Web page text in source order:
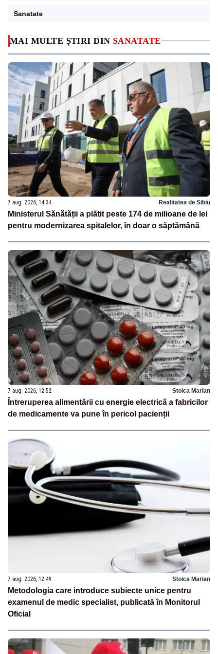
MAI MULTE ȘTIRI DIN SANATATE
7 aug. 2026, 14:34 Realitatea de Sibiu
Ministerul Sănătății a plătit peste 174 de milioane de lei
pentru modernizarea spitalelor, în doar o săptămână
7 aug. 2026, 12:52 Stoica Marian
Întreruperea alimentării cu energie electrică a fabricilor
de medicamente va pune în pericol pacienții
7 aug. 2026, 12:49 Stoica Marian
Metodologia care introduce subiecte unice pentru
examenul de medic specialist, publicată în Monitorul
Oficial
Sanatate